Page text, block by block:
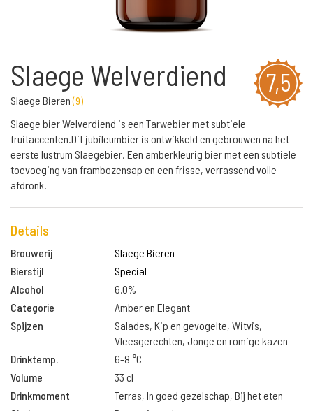
7,5
Slaege Welverdiend
Slaege Bieren(9)
Slaege bier Welverdiend is een Tarwebier met subtiele
fruitaccenten.Dit jubileumbier is ontwikkeld en gebrouwen na het
eerste lustrum Slaegebier. Een amberkleurig bier met een subtiele
toevoeging van frambozensap en een frisse, verrassend volle
afdronk.
Details
Brouwerij
Slaege Bieren
Bierstijl
Special
Alcohol
6.0%
Categorie
Amber en Elegant
Spijzen
Salades, Kip en gevogelte, Witvis,
Vleesgerechten, Jonge en romige kazen
Drinktemp.
6-8 °C
Volume
33 cl
Drinkmoment
Terras, In goed gezelschap, Bij het eten